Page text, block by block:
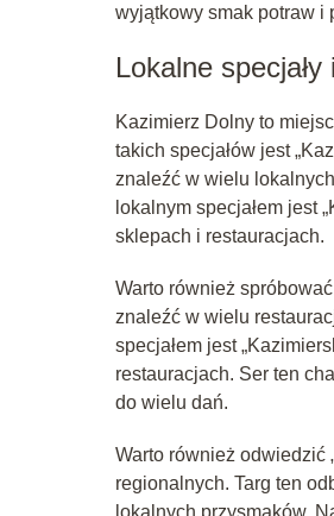
wyjątkowy smak potraw i
Lokalne
Kazimierz Dolny to
takich specjałów jest
znaleźć w wielu
lokalnym specjałem jest
sklepach i restauracjach.
Warto również
znaleźć w wielu
specjałem jest
restauracjach. Ser ten
do wielu dań.
Warto również odwiedzić
regionalnych. Targ ten
lokalnych przysmaków.